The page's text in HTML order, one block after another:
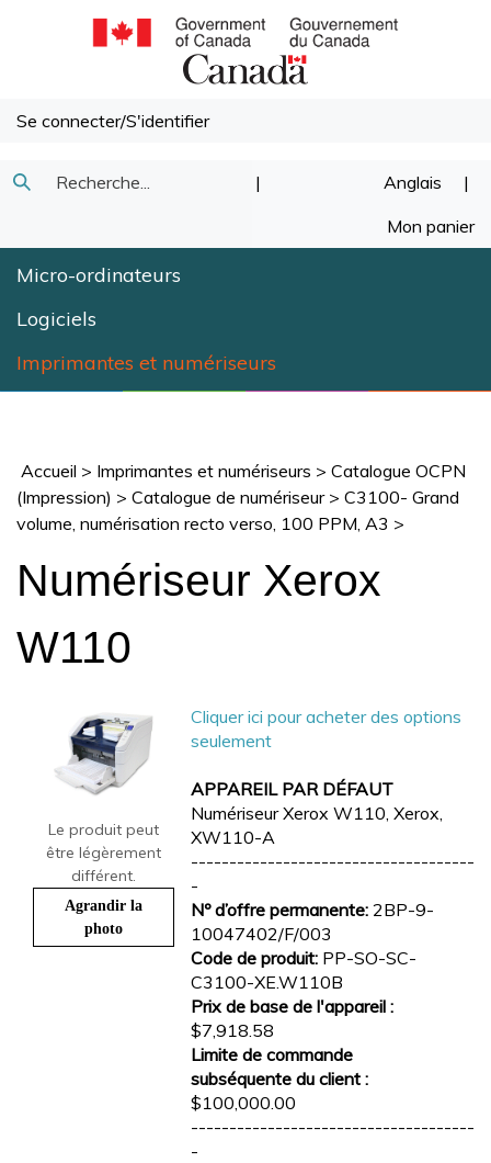
Se connecter/S'identifier
Recherche
Soumettre
recherche
| Anglais |
Mon panier
Micro-ordinateurs
Logiciels
Imprimantes et numériseurs
Accueil > Imprimantes et numériseurs > Catalogue OCPN
(Impression) > Catalogue de numériseur> C3100- Grand
volume, numérisation recto verso, 100 PPM, A3 >
Numériseur Xerox
W110
Le produit peut
être légèrement
différent.
Agrandir la
photo
Cliquer ici pour acheter des options
seulement
APPAREIL PAR DÉFAUT
Numériseur Xerox W110, Xerox,
XW110-A
-------------------------------------
-
Nº d’offre permanente: 2BP-9-
10047402/F/003
Code de produit: PP-SO-SC-
C3100-XE.W110B
Prix de base de l'appareil :
$7,918.58
Limite de commande
subséquente du client :
$100,000.00
-------------------------------------
-